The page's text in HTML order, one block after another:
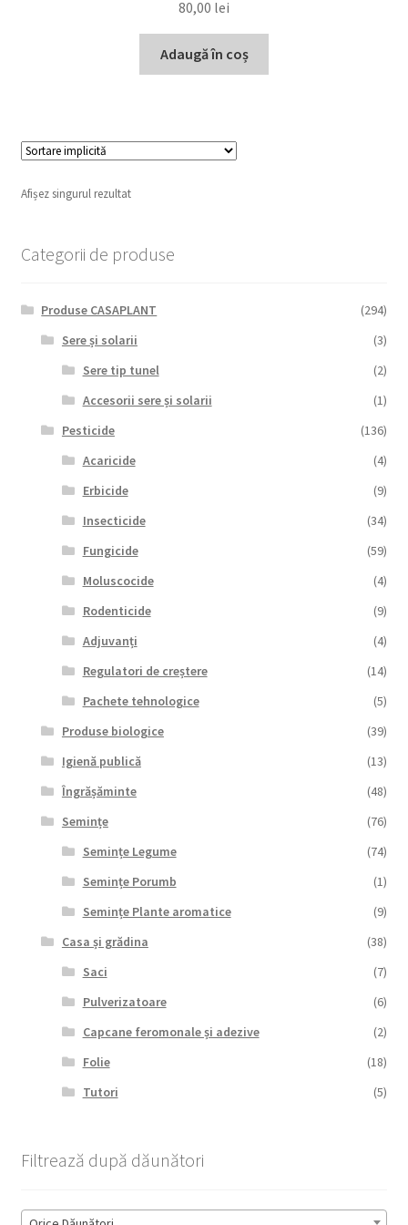
80,00 lei
Adaugă în coș
Afișez singurul rezultat
Categorii de produse
Produse CASAPLANT
(294)
Sere și solarii
(3)
Sere tip tunel
(2)
Accesorii sere și solarii
(1)
Pesticide
(136)
Acaricide
(4)
Erbicide
(9)
Insecticide
(34)
Fungicide
(59)
Moluscocide
(4)
Rodenticide
(9)
Adjuvanți
(4)
Regulatori de creștere
(14)
Pachete tehnologice
(5)
Produse biologice
(39)
Igienă publică
(13)
Îngrășăminte
(48)
Semințe
(76)
Semințe Legume
(74)
Semințe Porumb
(1)
Semințe Plante aromatice
(9)
Casa și grădina
(38)
Saci
(7)
Pulverizatoare
(6)
Capcane feromonale și adezive
(2)
Folie
(18)
Tutori
(5)
Filtrează după dăunători